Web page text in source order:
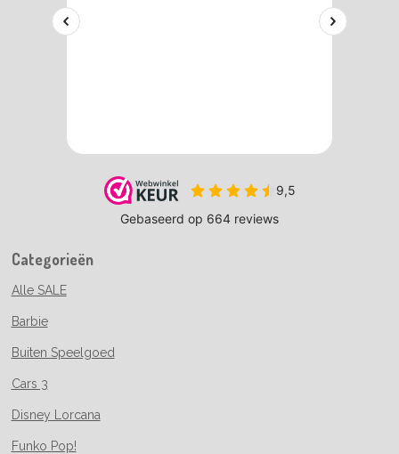
Categorieën
Alle SALE
Barbie
Buiten Speelgoed
Cars 3
Disney Lorcana
Funko Pop!